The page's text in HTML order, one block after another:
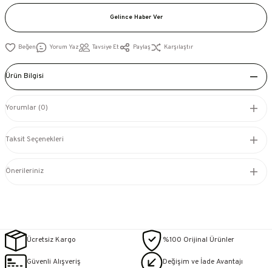
Gelince Haber Ver
Yorum Yaz Tavsiye Et Paylaş Karşılaştır
Ürün Bilgisi
Yorumlar (0)
Taksit Seçenekleri
Önerileriniz
Ücretsiz Kargo %100 Orijinal Ürünler
Güvenli Alışveriş Değişim ve İade Avantajı